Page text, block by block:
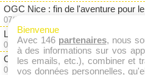
OGC Nice : fin de l'aventure pour
07/08/2026
LOSC : le dossier Ayyoub Bouaddi
07/08/2026 -Maxence Lefebvre
OM : Pierre-Emile Hojbjerg
07/08/2026 -Maxence Lefebvre
Bienvenue
Avec 146 partenaires, nous
à des informations sur vos
les emails, etc.), combiner et
vos données personnelles,